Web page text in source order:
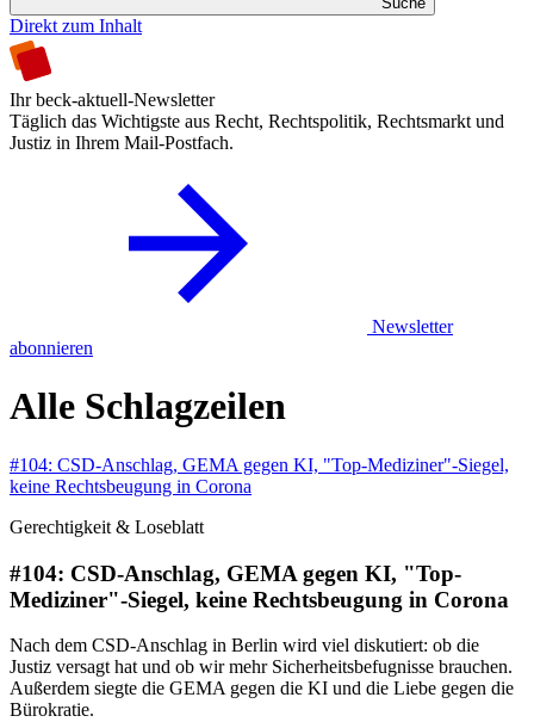
Direkt zum Inhalt
Ihr beck-aktuell-Newsletter
Täglich das Wichtigste aus Recht, Rechtspolitik, Rechtsmarkt und
Justiz in Ihrem Mail-Postfach.
Newsletter
abonnieren
Alle Schlagzeilen
#104: CSD-Anschlag, GEMA gegen KI, "Top-Mediziner"-Siegel,
keine Rechtsbeugung in Corona
Gerechtigkeit & Loseblatt
#104: CSD-Anschlag, GEMA gegen KI, "Top-
Mediziner"-Siegel, keine Rechtsbeugung in Corona
Nach dem CSD-Anschlag in Berlin wird viel diskutiert: ob die
Justiz versagt hat und ob wir mehr Sicherheitsbefugnisse brauchen.
Außerdem siegte die GEMA gegen die KI und die Liebe gegen die
Bürokratie.